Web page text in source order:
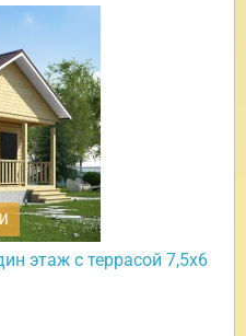
этаж с террасой 7,5х6